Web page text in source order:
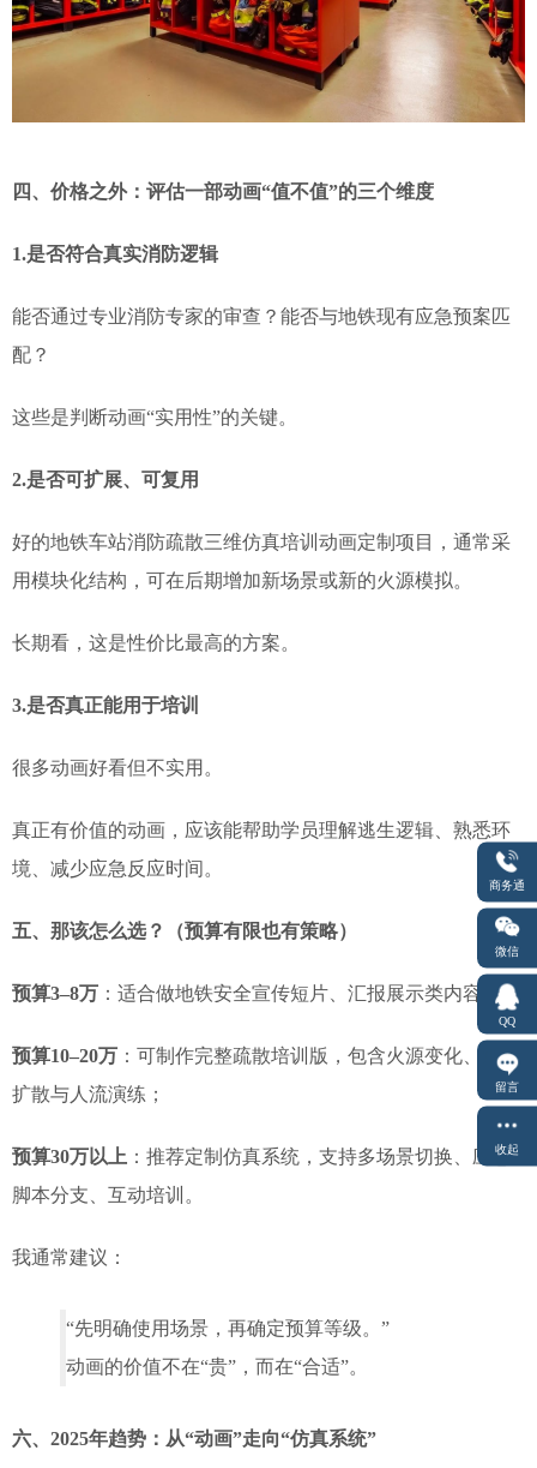
四、价格之外：评估一部动画“值不值”的三个维度
1.是否符合真实消防逻辑
能否通过专业消防专家的审查？能否与地铁现有应急预案匹
配？
这些是判断动画“实用性”的关键。
2.是否可扩展、可复用
好的地铁车站消防疏散三维仿真培训动画定制项目，通常采
用模块化结构，可在后期增加新场景或新的火源模拟。
长期看，这是性价比最高的方案。
3.是否真正能用于培训
很多动画好看但不实用。
真正有价值的动画，应该能帮助学员理解逃生逻辑、熟悉环
境、减少应急反应时间。
五、那该怎么选？（预算有限也有策略）
预算3–8万 ：适合做地铁安全宣传短片、汇报展示类内容；
预算10–20万 ：可制作完整疏散培训版，包含火源变化、烟气
扩散与人流演练；
预算30万以上 ：推荐定制仿真系统，支持多场景切换、应急
脚本分支、互动培训。
我通常建议：
“先明确使用场景，再确定预算等级。”
动画的价值不在“贵”，而在“合适”。
六、2025年趋势：从“动画”走向“仿真系统”
商务通
微信
QQ
留言
收起